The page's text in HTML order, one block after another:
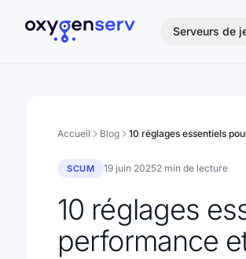
Serveurs de
Accueil Blog
SCUM 19 juin 20252 min de lecture
10 réglages
performance